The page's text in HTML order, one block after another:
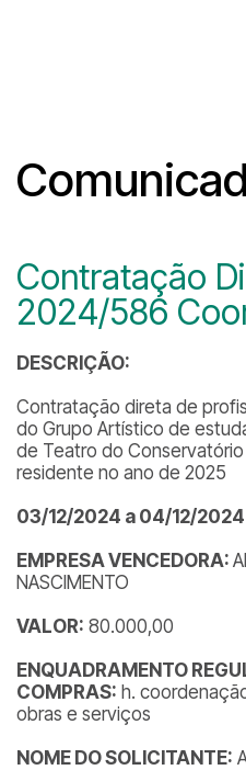
Contratação
2024/586
DESCRIÇÃO:
Contratação direta de
do Grupo Artístico de
de Teatro do
residente no ano de 2025
03/12/2024 a 04/12/2024
EMPRESA VENCEDORA:
NASCIMENTO
VALOR: 80.000,00
ENQUADRAMENTO
COMPRAS: h.
obras e serviços
NOME DO SOLICITANTE: